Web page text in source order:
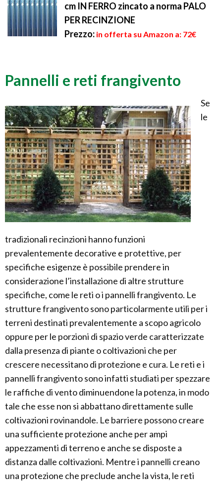
cm IN FERRO zincato a norma PALO
PER RECINZIONE
Prezzo: in offerta su Amazon a: 72€
Pannelli e reti frangivento
Se
le
tradizionali recinzioni hanno funzioni
prevalentemente decorative e protettive, per
specifiche esigenze è possibile prendere in
considerazione l’installazione di altre strutture
specifiche, come le reti o i pannelli frangivento. Le
strutture frangivento sono particolarmente utili per i
terreni destinati prevalentemente a scopo agricolo
oppure per le porzioni di spazio verde caratterizzate
dalla presenza di piante o coltivazioni che per
crescere necessitano di protezione e cura. Le reti e i
pannelli frangivento sono infatti studiati per spezzare
le raffiche di vento diminuendone la potenza, in modo
tale che esse non si abbattano direttamente sulle
coltivazioni rovinandole. Le barriere possono creare
una sufficiente protezione anche per ampi
appezzamenti di terreno e anche se disposte a
distanza dalle coltivazioni. Mentre i pannelli creano
una protezione che preclude anche la vista, le reti